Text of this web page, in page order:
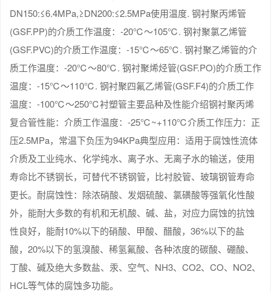
DN150:≤6.4MPa,≥DN200:≤2.5MPa使用温度. 钢衬聚丙烯管
(GSF.PP)的介质工作温度：-20℃～105℃. 钢衬聚氯乙烯管
(GSF.PVC)的介质工作温度：-15℃～65℃. 钢衬聚乙烯管的介
质工作温度：-20℃～80℃. 钢衬聚烯烃管(GSF.PO)的介质工作
温度：-15℃～110℃. 钢衬聚四氟乙烯管(GSF.F4)的介质工作
温度：-100℃～250℃衬塑管主要品种及性能介绍钢衬聚丙烯
复合管性能：介质工作温度：-25℃~+110℃介质工作压力：正
压2.5MPa，常温下负压为94KPa典型应用：适用于腐蚀性流体
介质及工业纯水、化学纯水、离子水、无离子水的输送，使用
寿命比不锈钢长，可替代不锈钢管，比衬胶管、玻璃钢管寿命
更长。耐腐蚀性：除浓硝酸、发烟硫酸、氯磺酸等强氧化性酸
外，能耐大多数的有机和无机酸、碱、盐，对应力腐蚀的抗蚀
性良好，能耐10%以下的硝酸、甲酸、醋酸，36%以下的盐
酸，20%以下的氢溴酸、稀氢氟酸、各种浓度的碳酸、硼酸、
丁酸、碱及绝大多数盐、汞、空气、NH3、CO2、CO、NO2、
HCL等气体的腐蚀多功能。